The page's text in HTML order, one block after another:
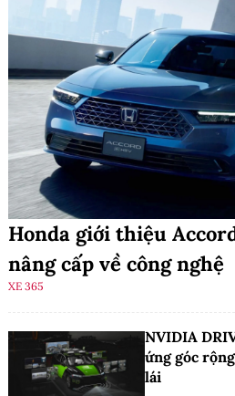
Honda giới thiệu
nâng cấp về công nghệ
XE 365
NVIDIA
ứng góc
lái